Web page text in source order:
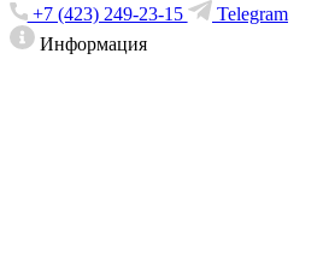
+7 (423) 249-23-15
Telegram
Информация